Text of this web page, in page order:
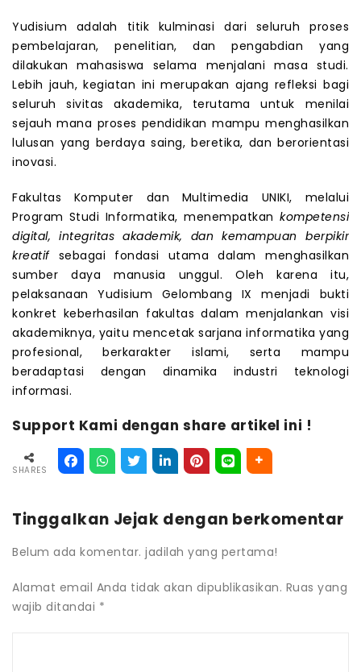
Yudisium adalah titik kulminasi dari seluruh proses
pembelajaran, penelitian, dan pengabdian yang
dilakukan mahasiswa selama menjalani masa studi.
Lebih jauh, kegiatan ini merupakan ajang refleksi bagi
seluruh sivitas akademika, terutama untuk menilai
sejauh mana proses pendidikan mampu menghasilkan
lulusan yang berdaya saing, beretika, dan berorientasi
inovasi.
Fakultas Komputer dan Multimedia UNIKI, melalui
Program Studi Informatika, menempatkan kompetensi
digital, integritas akademik, dan kemampuan berpikir
kreatifsebagai fondasi utama dalam menghasilkan
sumber daya manusia unggul. Oleh karena itu,
pelaksanaan Yudisium Gelombang IX menjadi bukti
konkret keberhasilan fakultas dalam menjalankan visi
akademiknya, yaitu mencetak sarjana informatika yang
profesional, berkarakter islami, serta mampu
beradaptasi dengan dinamika industri teknologi
informasi.
Support Kami dengan share artikel ini !
SHARES
Tinggalkan Jejak dengan berkomentar
Belum ada komentar. jadilah yang pertama!
Alamat email Anda tidak akan dipublikasikan. Ruas yang
wajib ditandai *